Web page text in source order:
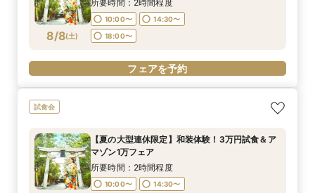
8/8(土)
所要時間：2時間程度
10:00〜
14:30〜
18:00〜
フェアを予約
試食会
【夏の大型連休限定】和装体験！3万円試食＆ア
マゾン1万フェア
所要時間：2時間程度
10:00〜
14:30〜